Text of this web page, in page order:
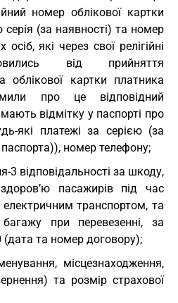
номер облікової картки
серія (за наявності) та номер
які через свої релігійні
від прийняття
облікової картки платника
про це відповідний
відмітку у паспорті про
які платежі за серією (за
номер телефону;
3 відповідальності за шкоду,
пасажирів під час
транспортом, та
при перевезенні, за
та номер договору);
місцезнаходження,
та розмір страхової